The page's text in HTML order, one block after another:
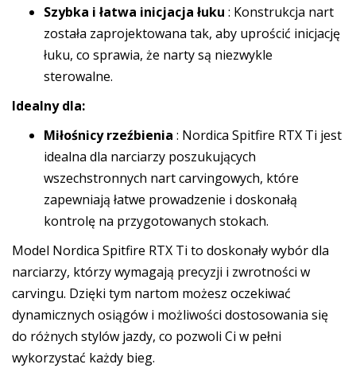
Szybka i łatwa inicjacja łuku : Konstrukcja nart
została zaprojektowana tak, aby uprościć inicjację
łuku, co sprawia, że narty są niezwykle
sterowalne.
Idealny dla:
Miłośnicy rzeźbienia : Nordica Spitfire RTX Ti jest
idealna dla narciarzy poszukujących
wszechstronnych nart carvingowych, które
zapewniają łatwe prowadzenie i doskonałą
kontrolę na przygotowanych stokach.
Model Nordica Spitfire RTX Ti to doskonały wybór dla
narciarzy, którzy wymagają precyzji i zwrotności w
carvingu. Dzięki tym nartom możesz oczekiwać
dynamicznych osiągów i możliwości dostosowania się
do różnych stylów jazdy, co pozwoli Ci w pełni
wykorzystać każdy bieg.